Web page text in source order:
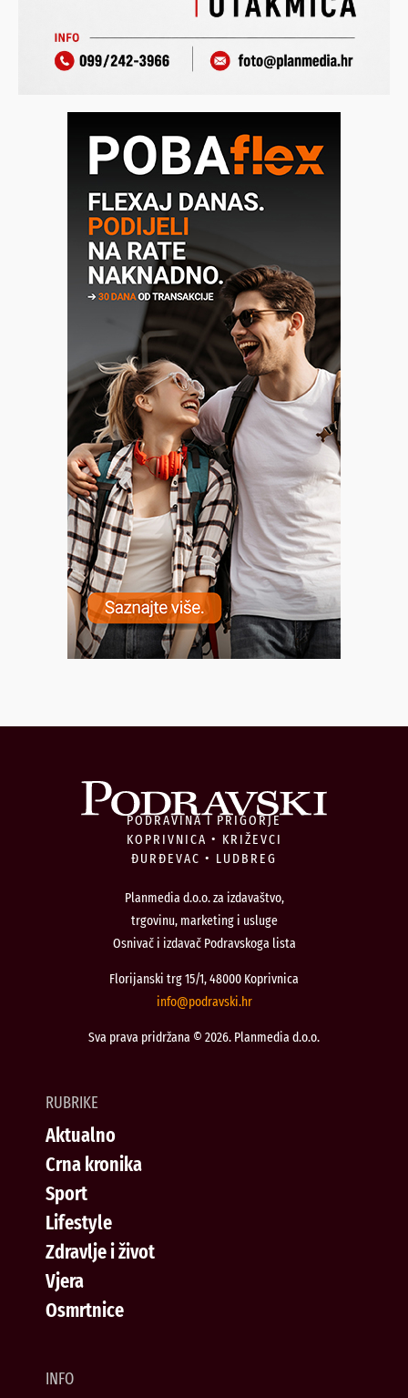
PODRAVINA I PRIGORJE
KOPRIVNICA • KRIŽEVCI
ĐURĐEVAC • LUDBREG
Planmedia d.o.o. za izdavaštvo,
trgovinu, marketing i usluge
Osnivač i izdavač Podravskoga lista
Florijanski trg 15/1, 48000 Koprivnica
rh.iksvardop
@ofni
Sva prava pridržana © 2026. Planmedia d.o.o.
RUBRIKE
Aktualno
Crna kronika
Sport
Lifestyle
Zdravlje i život
Vjera
Osmrtnice
INFO